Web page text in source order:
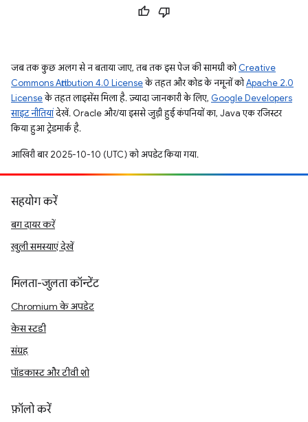
जब तक कुछ अलग से न बताया जाए, तब तक इस पेज की सामग्री कोCreative
Commons Attribution 4.0 Licenseके तहत और कोड के नमूनों कोApache 2.0
Licenseके तहत लाइसेंस मिला है. ज़्यादा जानकारी के लिए, Google Developers
साइट नीतियांदेखें. Oracle और/या इससे जुड़ी हुई कंपनियों का, Java एक रजिस्टर
किया हुआ ट्रेडमार्क है.
आखिरी बार 2025-10-10 (UTC) को अपडेट किया गया.
सहयोग करें
बग दायर करें
खुली समस्याएं देखें
मिलता-जुलता कॉन्टेंट
Chromium के अपडेट
केस स्टडी
संग्रह
पॉडकास्ट और टीवी शो
फ़ॉलो करें